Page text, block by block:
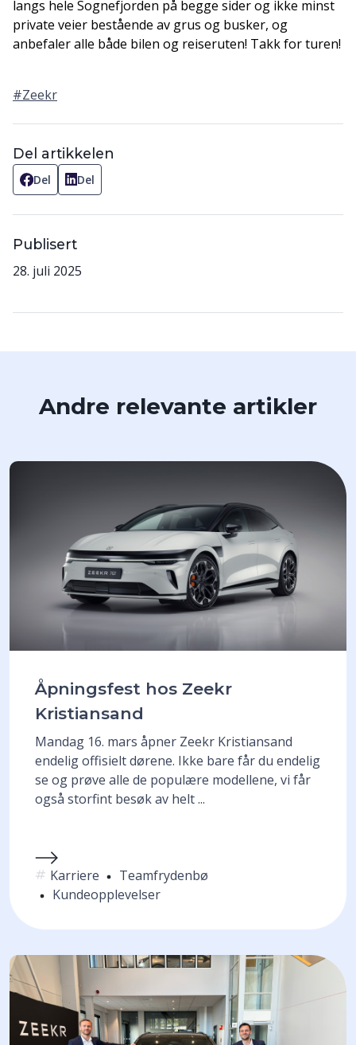
langs hele Sognefjorden på begge sider og ikke minst
private veier bestående av grus og busker, og
anbefaler alle både bilen og reiseruten! Takk for turen!
#Zeekr
Del artikkelen
Del Del
Publisert
28. juli 2025
Andre relevante artikler
Åpningsfest hos Zeekr
Kristiansand
Mandag 16. mars åpner Zeekr Kristiansand
endelig offisielt dørene. Ikke bare får du endelig
se og prøve alle de populære modellene, vi får
også storfint besøk av helt ...
Karriere
Teamfrydenbø
Kundeopplevelser